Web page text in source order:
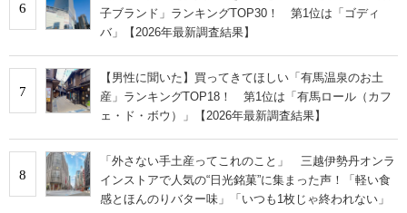
6
子ブランド」ランキングTOP30！ 第1位は「ゴディ
バ」【2026年最新調査結果】
7
【男性に聞いた】買ってきてほしい「有馬温泉のお土
産」ランキングTOP18！ 第1位は「有馬ロール（カフ
ェ・ド・ボウ）」【2026年最新調査結果】
8
「外さない手土産ってこれのこと」 三越伊勢丹オンラ
インストアで人気の“日光銘菓”に集まった声！「軽い食
感とほんのりバター味」「いつも1枚じゃ終われない」